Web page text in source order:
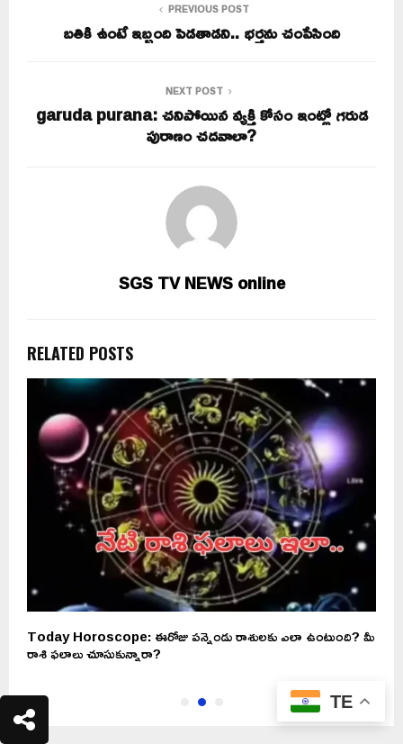
PREVIOUS POST
బతికి ఉంటే ఇబ్బంది పెడతాడని.. భర్తను చంపేసింది
NEXT POST
garuda purana: చనిపోయిన వ్యక్తి కోసం ఇంట్లో గరుడ
పురాణం చదవాలా?
SGS TV NEWS online
RELATED POSTS
Today Horoscope: ఈరోజు పన్నెండు రాశులకు ఎలా ఉంటుంది? మీ
రాశి ఫలాలు చూసుకున్నారా?
TE